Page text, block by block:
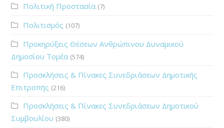
Πολιτική Προστασία (7)
Πολιτισμός (107)
Προκηρύξεις Θέσεων Ανθρώπινου Δυναμικού
Δημοσίου Τομέα (574)
Προσκλήσεις & Πίνακες Συνεδριάσεων Δημοτικής
Επιτροπής (216)
Προσκλήσεις & Πίνακες Συνεδριάσεων Δημοτικού
Συμβουλίου (380)